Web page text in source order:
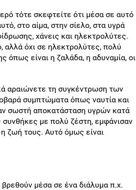
τότε σκεφτείτε ότι μέσα σε αυτό
στο αίμα, στην σίελο, στα υγρά
χάνεις και ηλεκτρολύτες.
αλλά όχι σε ηλεκτρολύτες, πολύ
είναι η ζαλάδα, η αδυναμία, οι
αραιώνετε τη συγκέντρωση των
συμπτώματα όπως ναυτία και
σωστή αποκατάσταση υγρών κατά
συνθήκες με πολύ ζέστη, εμφάνισαν
ζωή τους. Αυτό όμως είναι
βρεθούν μέσα σε ένα διάλυμα π.χ.